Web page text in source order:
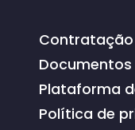
Contratação
Plataforma
Política de